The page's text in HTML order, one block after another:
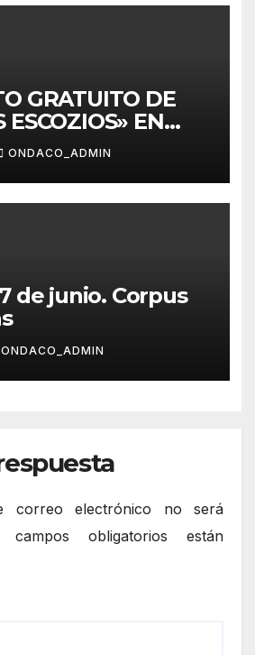
GRATUITO DE
ESCOZIOS» EN
ONDACO_ADMIN
Corpus
ONDACO_ADMIN
correo electrónico no será
campos obligatorios están